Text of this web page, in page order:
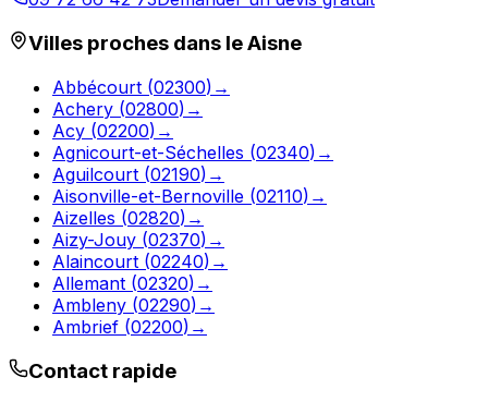
Villes proches dans leAisne
Abbécourt (02300) →
Achery (02800) →
Acy (02200) →
Agnicourt-et-Séchelles (02340) →
Aguilcourt (02190) →
Aisonville-et-Bernoville (02110) →
Aizelles (02820) →
Aizy-Jouy (02370) →
Alaincourt (02240) →
Allemant (02320) →
Ambleny (02290) →
Ambrief (02200) →
Contact rapide